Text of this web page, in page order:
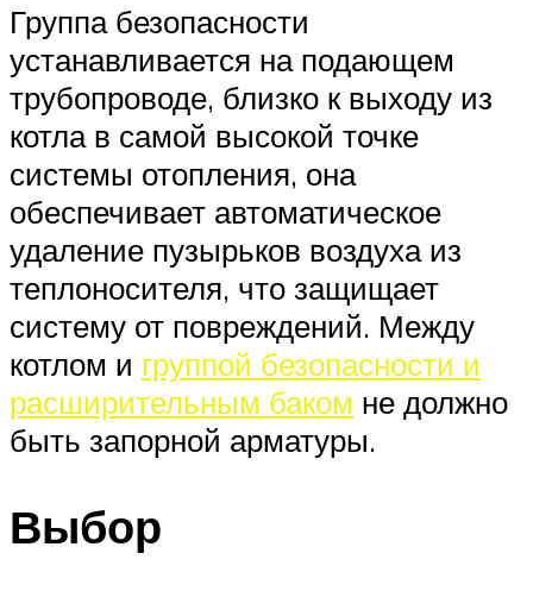
Группа безопасности
устанавливается на подающем
трубопроводе, близко к выходу из
котла в самой высокой точке
системы отопления, она
обеспечивает автоматическое
удаление пузырьков воздуха из
теплоносителя, что защищает
систему от повреждений. Между
котлом и группой безопасности и
расширительным баком не должно
быть запорной арматуры.
Выбор